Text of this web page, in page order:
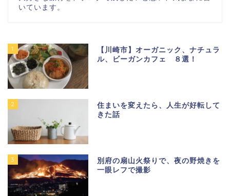
いています。
1
【川崎市】オーガニック、ナチュラ
ル、ビーガンカフェ ８選！
2
住まいを変えたら、人生が好転して
きた話
3
別府の扇山火祭りで、夜の野焼きを
一眼レフで撮影